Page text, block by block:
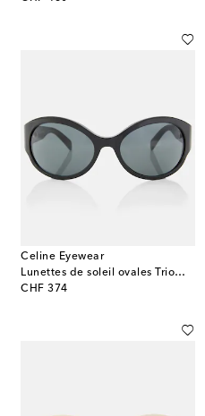
Celine Eyewear
Lunettes de soleil ovales Triomphe
CHF 374
original price